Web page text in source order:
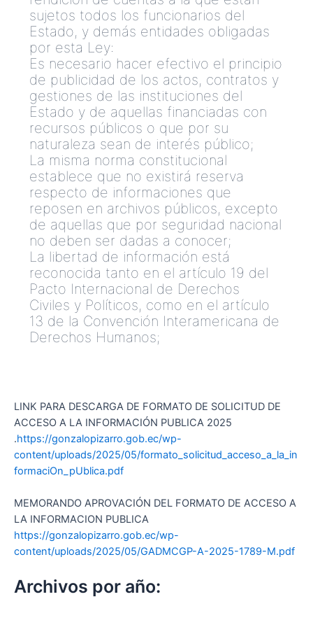
sujetos todos los funcionarios del
Estado, y demás entidades obligadas
por esta Ley:
Es necesario hacer efectivo el principio
de publicidad de los actos, contratos y
gestiones de las instituciones del
Estado y de aquellas financiadas con
recursos públicos o que por su
naturaleza sean de interés público;
La misma norma constitucional
establece que no existirá reserva
respecto de informaciones que
reposen en archivos públicos, excepto
de aquellas que por seguridad nacional
no deben ser dadas a conocer;
La libertad de información está
reconocida tanto en el artículo 19 del
Pacto Internacional de Derechos
Civiles y Políticos, como en el artículo
13 de la Convención Interamericana de
Derechos Humanos;
LINK PARA DESCARGA DE FORMATO DE SOLICITUD DE
ACCESO A LA INFORMACIÓN PUBLICA 2025
.https://gonzalopizarro.gob.ec/wp-
content/uploads/2025/05/formato_solicitud_acceso_a_la_in
formaciOn_pUblica.pdf
MEMORANDO APROVACIÓN DEL FORMATO DE ACCESO A
LA INFORMACION PUBLICA
https://gonzalopizarro.gob.ec/wp-
content/uploads/2025/05/GADMCGP-A-2025-1789-M.pdf
Archivos por año: